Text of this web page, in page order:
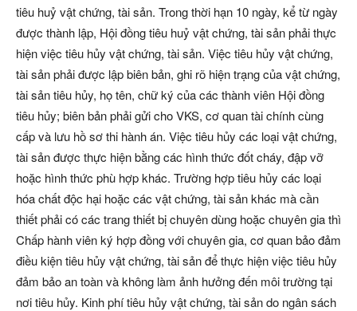
tiêu huỷ vật chứng, tài sản. Trong thời hạn 10 ngày, kể từ ngày
được thành lập, Hội đồng tiêu huỷ vật chứng, tài sản phải thực
hiện việc tiêu hủy vật chứng, tài sản. Việc tiêu hủy vật chứng,
tài sản phải được lập biên bản, ghi rõ hiện trạng của vật chứng,
tài sản tiêu hủy, họ tên, chữ ký của các thành viên Hội đồng
tiêu hủy; biên bản phải gửi cho VKS, cơ quan tài chính cùng
cấp và lưu hồ sơ thi hành án. Việc tiêu hủy các loại vật chứng,
tài sản được thực hiện bằng các hình thức đốt cháy, đập vỡ
hoặc hình thức phù hợp khác. Trường hợp tiêu hủy các loại
hóa chất độc hại hoặc các vật chứng, tài sản khác mà cần
thiết phải có các trang thiết bị chuyên dùng hoặc chuyên gia thì
Chấp hành viên ký hợp đồng với chuyên gia, cơ quan bảo đảm
điều kiện tiêu hủy vật chứng, tài sản để thực hiện việc tiêu hủy
đảm bảo an toàn và không làm ảnh hưởng đến môi trường tại
nơi tiêu hủy. Kinh phí tiêu hủy vật chứng, tài sản do ngân sách